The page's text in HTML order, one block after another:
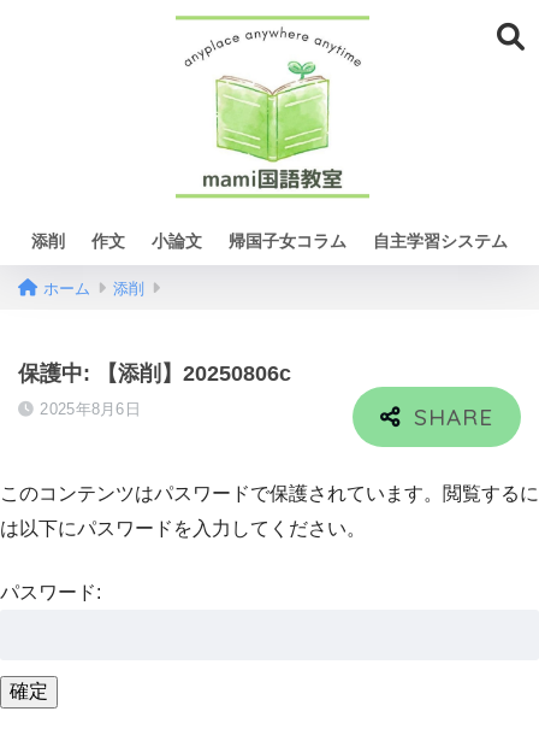
添削 作文 小論文 帰国子女コラム 自主学習システム
ホーム 添削
保護中: 【添削】20250806c
2025年8月6日
このコンテンツはパスワードで保護されています。閲覧するに
は以下にパスワードを入力してください。
パスワード: